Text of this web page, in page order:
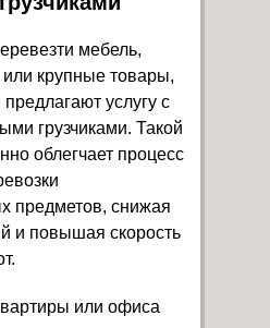
мебель,
крупные товары,
услугу с
грузчиками. Такой
облегчает процесс
предметов, снижая
и повышая скорость
или офиса